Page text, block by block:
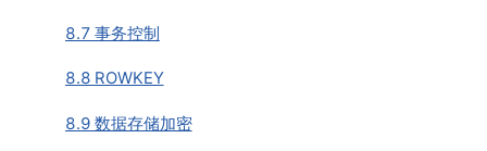
8.7 事务控制
8.8 ROWKEY
8.9 数据存储加密